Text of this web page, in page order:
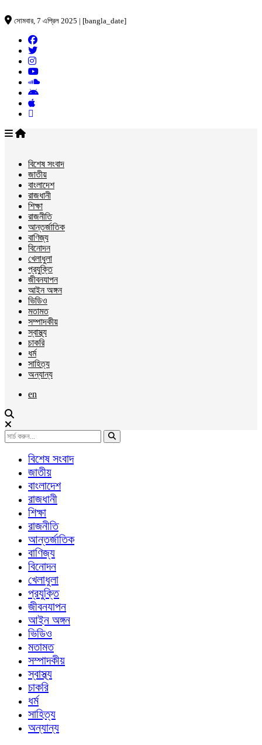
সোমবার, 7 এপ্রিল 2025 | [bangla_date]
বিশেষ সংবাদ
জাতীয়
বাংলাদেশ
রাজধানী
শিক্ষা
রাজনীতি
আন্তর্জাতিক
বাণিজ্য
বিনোদন
খেলাধুলা
প্রযুক্তি
জীবনযাপন
আইন অঙ্গন
ভিডিও
মতামত
সম্পাদকীয়
স্বাস্থ্য
চাকরি
ধর্ম
সাহিত্য
অন্যান্য
en
বিশেষ সংবাদ
জাতীয়
বাংলাদেশ
রাজধানী
শিক্ষা
রাজনীতি
আন্তর্জাতিক
বাণিজ্য
বিনোদন
খেলাধুলা
প্রযুক্তি
জীবনযাপন
আইন অঙ্গন
ভিডিও
মতামত
সম্পাদকীয়
স্বাস্থ্য
চাকরি
ধর্ম
সাহিত্য
অন্যান্য